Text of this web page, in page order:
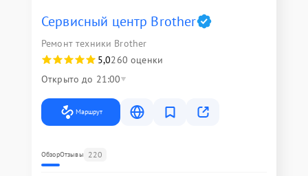
Сервисный центр Brother
Ремонт техники Brother
5,0260 оценки
Открыто до 21:00
Маршрут
ОбзорОтзывы 220